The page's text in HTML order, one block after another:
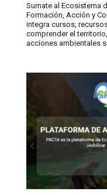
Sumate al Ecosistema
Formación, Acción y
integra cursos,
comprender el
acciones ambientales